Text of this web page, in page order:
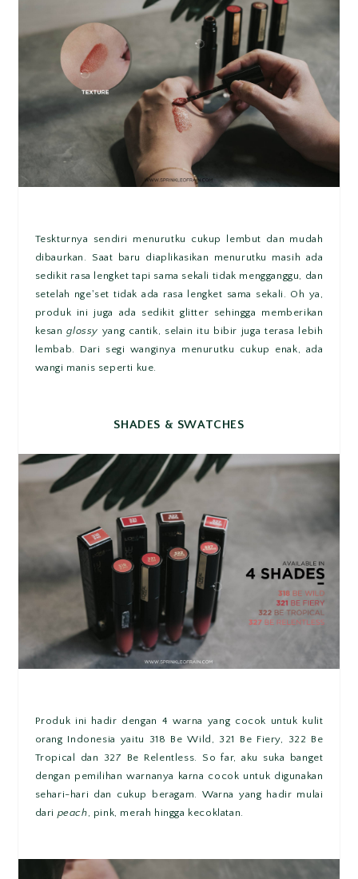
Teskturnya sendiri menurutku cukup lembut dan mudah
dibaurkan. Saat baru diaplikasikan menurutku masih ada
sedikit rasa lengket tapi sama sekali tidak mengganggu, dan
setelah nge'set tidak ada rasa lengket sama sekali. Oh ya,
produk ini juga ada sedikit glitter sehingga memberikan
kesanglossy yang cantik, selain itu bibir juga terasa lebih
lembab. Dari segi wanginya menurutku cukup enak, ada
wangi manis seperti kue.
SHADES & SWATCHES
Produk ini hadir dengan 4 warna yang cocok untuk kulit
orang Indonesia yaitu 318 Be Wild, 321 Be Fiery, 322 Be
Tropical dan 327 Be Relentless. So far, aku suka banget
dengan pemilihan warnanya karna cocok untuk digunakan
sehari-hari dan cukup beragam. Warna yang hadir mulai
dari peach , pink, merah hingga kecoklatan.